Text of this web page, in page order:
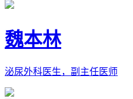
魏本林
泌尿外科医生，副主任医师